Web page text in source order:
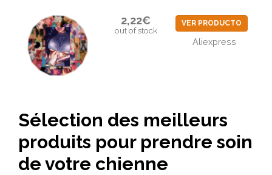
2,22€
out of stock
VER PRODUCTO
Aliexpress
Sélection des meilleurs
produits pour prendre soin
de votre chienne